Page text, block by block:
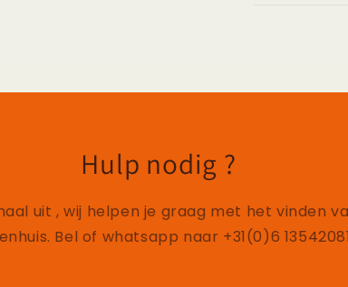
Hulp nodig ?
uit , wij helpen je graag met het vinden
Bel of whatsapp naar +31(0)6 13542081